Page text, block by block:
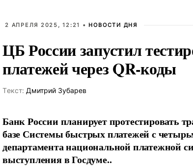
2 АПРЕЛЯ 2025, 12:21 • НОВОСТИ ДНЯ
ЦБ России запустил
платежей через QR-коды
Tекст: Дмитрий Зубарев
Банк России планирует протестировать
базе Системы быстрых платежей с
департамента национальной платежной
выступления в Госдуме..